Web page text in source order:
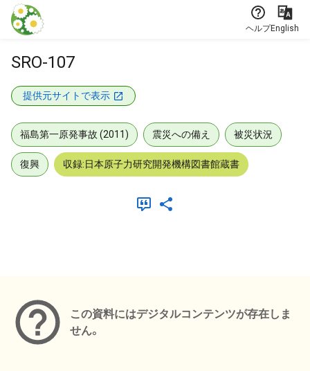
本文に飛ぶ
ヘルプEnglish
SRO-107
提供元サイトで表示
福島第一原発事故 (2011) 震災への備え 被災状況
復興 収録:日本原子力研究開発機構図書館蔵書
この資料にはデジタルコンテンツが存在しま
せん。